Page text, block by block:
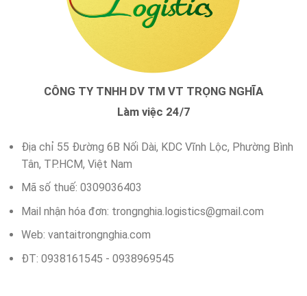
CÔNG TY TNHH DV TM VT TRỌNG NGHĨA
Làm việc 24/7
Địa chỉ 55 Đường 6B Nối Dài, KDC Vĩnh Lộc, Phường Bình
Tân, TP.HCM, Việt Nam
Mã số thuế: 0309036403
Mail nhận hóa đơn: trongnghia.logistics@gmail.com
Web: vantaitrongnghia.com
ĐT: 0938161545 - 0938969545